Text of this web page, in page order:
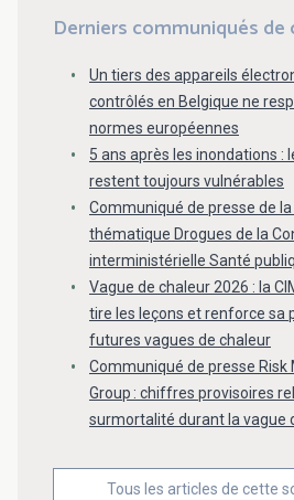
Derniers communiqués
Un tiers des appareils
contrôlés en Belgique ne
normes européennes
5 ans après les inondations :
restent toujours vulnérables
Communiqué de presse de la
thématique Drogues de la
interministérielle Santé
Vague de chaleur 2026 : la
tire les leçons et renforce sa
futures vagues de chaleur
Communiqué de presse
Group : chiffres provisoires
surmortalité durant la vague
Tous les articles de cette